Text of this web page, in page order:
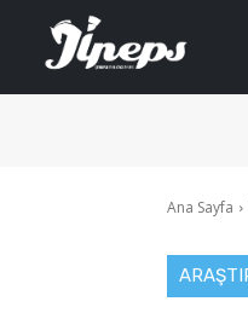
Ana Sayfa